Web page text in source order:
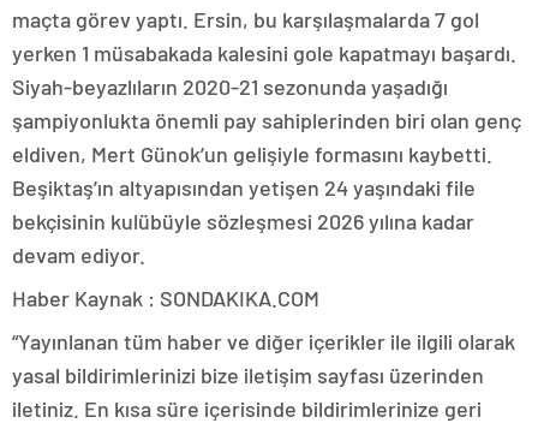
maçta görev yaptı. Ersin, bu karşılaşmalarda 7 gol
yerken 1 müsabakada kalesini gole kapatmayı başardı.
Siyah-beyazlıların 2020-21 sezonunda yaşadığı
şampiyonlukta önemli pay sahiplerinden biri olan genç
eldiven, Mert Günok’un gelişiyle formasını kaybetti.
Beşiktaş’ın altyapısından yetişen 24 yaşındaki file
bekçisinin kulübüyle sözleşmesi 2026 yılına kadar
devam ediyor.
Haber Kaynak : SONDAKIKA.COM
“Yayınlanan tüm haber ve diğer içerikler ile ilgili olarak
yasal bildirimlerinizi bize iletişim sayfası üzerinden
iletiniz. En kısa süre içerisinde bildirimlerinize geri